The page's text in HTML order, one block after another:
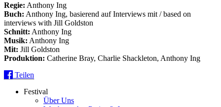
Regie: Anthony Ing
Buch: Anthony Ing, basierend auf Interviews mit / based on
interviews with Jill Goldston
Schnitt: Anthony Ing
Musik: Anthony Ing
Mit: Jill Goldston
Produktion: Catherine Bray, Charlie Shackleton, Anthony Ing
Teilen
Festival
Über Uns